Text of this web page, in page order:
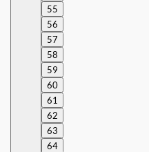
55
56
57
58
59
60
61
62
63
64